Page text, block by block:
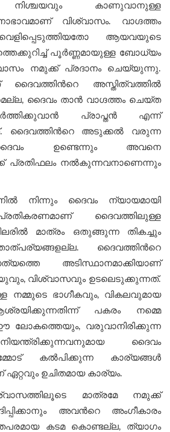
നിശ്ചയവും കാണുവാനുള്ള
വിശ്വാസം. വാഗ്ദത്തം
ആയവയുടെ
പൂർണ്ണമായുള്ള ബോധ്യം
നമുക്ക് പ്രദാനം ചെയ്യുന്നു.
ദൈവത്തിന്‍റെ അസ്തിത്വത്തിൽ
ദൈവം താൻ വാഗ്ദത്തം ചെയ്ത
പ്രാപ്തന്‍ എന്ന്
ദൈവത്തിന്‍റെ അടുക്കൽ വരുന്ന
ഉണ്ടെന്നും അവനെ
പ്രതിഫലം നൽകുന്നവനാണെന്നും
നിന്നും ദൈവം ന്യായമായി
ദൈവത്തിലുള്ള
മാത്രം ഒതുങ്ങുന്ന തികച്ചും
ദൈവത്തിന്‍റെ
അടിസ്ഥാനമാക്കിയാണ്
വിശ്വാസവും ഉടലെടുക്കുന്നത്.
നമ്മുടെ ഭാഗീകവും, വികലവുമായ
പകരം നമ്മെ
ലോകത്തെയും, വരുവാനിരിക്കുന്ന
ദൈവം
കല്‍പിക്കുന്ന കാര്യങ്ങള്‍
ഉചിതമായ കാര്യം.
മാത്രമേ നമുക്ക്
അവന്‍റെ അംഗീകാരം
കടമ കൊണ്ടല്ല, ത്യാഗം